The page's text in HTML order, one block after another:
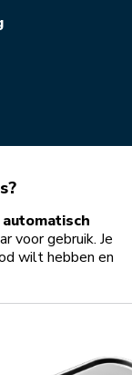
voor gebruik. Je
wilt hebben en